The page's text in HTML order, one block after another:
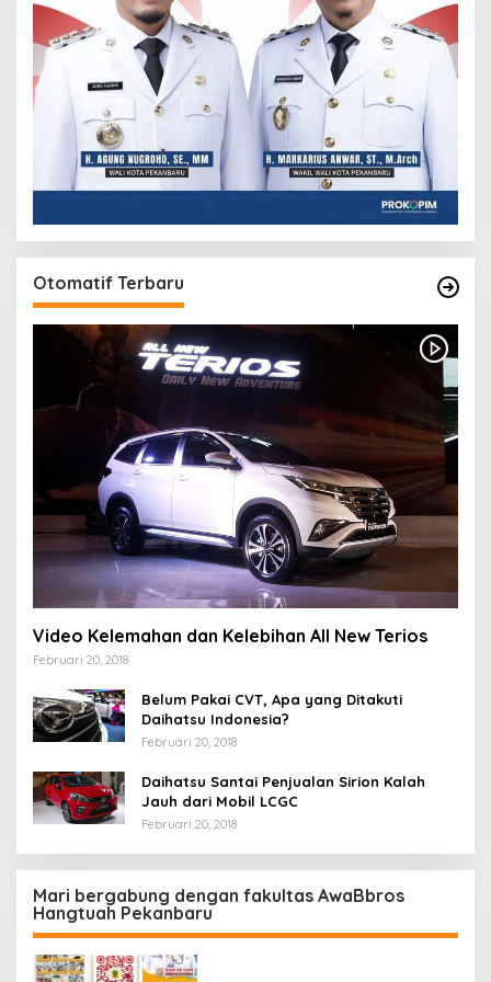
Otomatif Terbaru
Video Kelemahan dan Kelebihan All New Terios
Februari 20, 2018
Belum Pakai CVT, Apa yang Ditakuti
Daihatsu Indonesia?
Februari 20, 2018
Daihatsu Santai Penjualan Sirion Kalah
Jauh dari Mobil LCGC
Februari 20, 2018
Mari bergabung dengan fakultas AwaBbros
Hangtuah Pekanbaru